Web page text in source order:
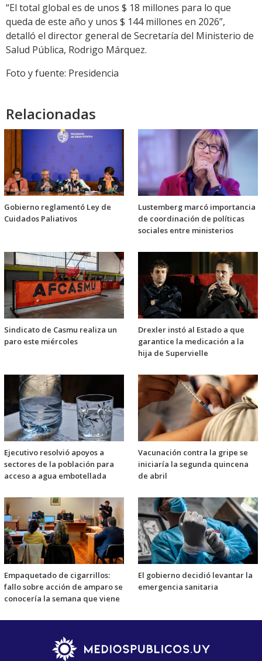
“El total global es de unos $ 18 millones para lo que
queda de este año y unos $ 144 millones en 2026”,
detalló el director general de Secretaría del Ministerio de
Salud Pública, Rodrigo Márquez.
Foto y fuente: Presidencia
Relacionadas
Gobierno reglamentó Ley de
Cuidados Paliativos
Lustemberg marcó importancia
de coordinación de políticas
sociales entre ministerios
Sindicato de Casmu realiza un
paro este miércoles
Drexler instó al Estado a que
garantice la medicación a la
hija de Supervielle
Ejecutivo resolvió apoyos a
sectores de la población para
acceso a agua embotellada
Vacunación contra la gripe se
iniciaría la segunda quincena
de abril
Empaquetado de cigarrillos:
fallo sobre acción de amparo se
conocería la semana que viene
El gobierno decidió levantar la
emergencia sanitaria